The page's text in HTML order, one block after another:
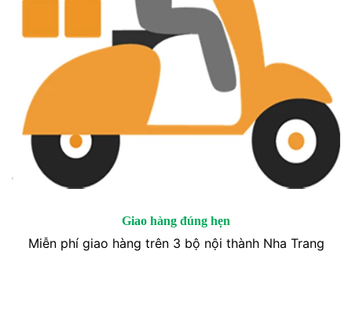
Giao hàng đúng hẹn
Miễn phí giao hàng trên 3 bộ nội thành Nha Trang